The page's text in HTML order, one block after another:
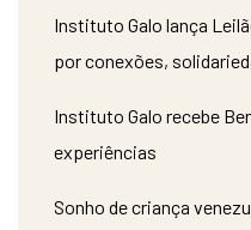
Instituto Galo lança
por conexões,
Instituto Galo recebe
experiências
Sonho de criança